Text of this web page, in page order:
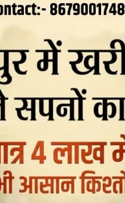
ABOUT CONTACT
CONTACT